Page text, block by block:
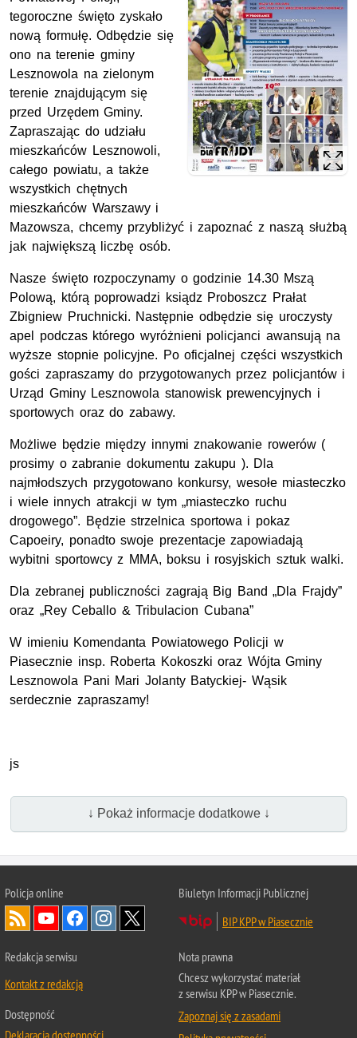
tegoroczne święto zyskało
nową formułę. Odbędzie się
ono na terenie gminy
Lesznowola na zielonym
terenie znajdującym się
przed Urzędem Gminy.
Zapraszając do udziału
mieszkańców Lesznowoli,
całego powiatu, a także
wszystkich chętnych
mieszkańców Warszawy i
Mazowsza, chcemy przybliżyć i zapoznać z naszą służbą
jak największą liczbę osób.
Nasze święto rozpoczynamy o godzinie 14.30 Mszą
Polową, którą poprowadzi ksiądz Proboszcz Prałat
Zbigniew Pruchnicki. Następnie odbędzie się uroczysty
apel podczas którego wyróżnieni policjanci awansują na
wyższe stopnie policyjne. Po oficjalnej części wszystkich
gości zapraszamy do przygotowanych przez policjantów i
Urząd Gminy Lesznowola stanowisk prewencyjnych i
sportowych oraz do zabawy.
Możliwe będzie między innymi znakowanie rowerów (
prosimy o zabranie dokumentu zakupu ). Dla
najmłodszych przygotowano konkursy, wesołe miasteczko
i wiele innych atrakcji w tym „miasteczko ruchu
drogowego”. Będzie strzelnica sportowa i pokaz
Capoeiry, ponadto swoje prezentacje zapowiadają
wybitni sportowcy z MMA, boksu i rosyjskich sztuk walki.
Dla zebranej publiczności zagrają Big Band „Dla Frajdy”
oraz „Rey Ceballo & Tribulacion Cubana”
W imieniu Komendanta Powiatowego Policji w
Piasecznie insp. Roberta Kokoszki oraz Wójta Gminy
Lesznowola Pani Mari Jolanty Batyckiej- Wąsik
serdecznie zapraszamy!
js
↓ Pokaż informacje dodatkowe ↓
Policja online
Biuletyn Informacji Publicznej
BIP KPP w Piasecznie
Redakcja serwisu
Kontakt z redakcją
Dostępność
Deklaracja dostępności
Nota prawna
Chcesz wykorzystać materiał
z serwisu KPP w Piasecznie.
Zapoznaj się z zasadami